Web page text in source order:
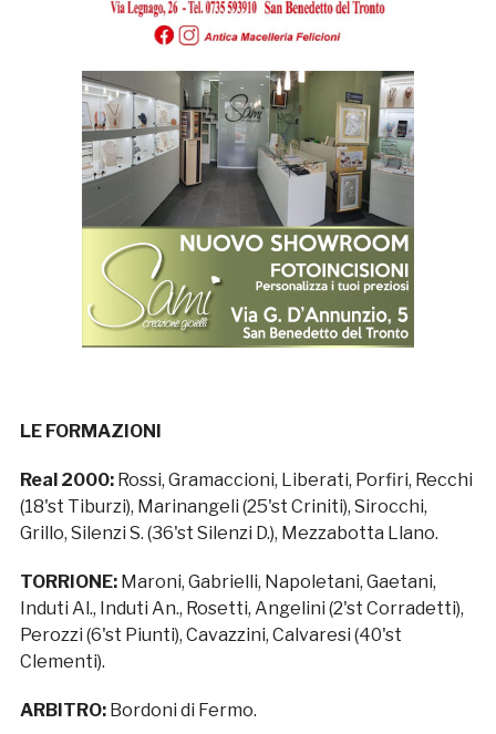
LE FORMAZIONI
Real 2000: Rossi, Gramaccioni, Liberati, Porfiri, Recchi
(18'st Tiburzi), Marinangeli (25'st Criniti), Sirocchi,
Grillo, Silenzi S. (36'st Silenzi D.), Mezzabotta Llano.
TORRIONE: Maroni, Gabrielli, Napoletani, Gaetani,
Induti Al., Induti An., Rosetti, Angelini (2'st Corradetti),
Perozzi (6'st Piunti), Cavazzini, Calvaresi (40'st
Clementi).
ARBITRO: Bordoni di Fermo.